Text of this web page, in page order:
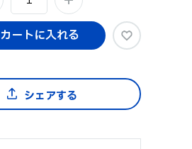
カートに入れる
シェアする